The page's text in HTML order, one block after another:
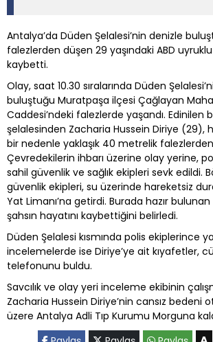
Antalya’da Düden Şelalesi’nin denizle
falezlerden düşen 29 yaşındaki ABD
kaybetti.
Olay, saat 10.30 sıralarında Düden
buluştuğu Muratpaşa ilçesi Çağlayan
Caddesi’ndeki falezlerde yaşandı. Edinilen
şelalesinden Zacharia Hussein Diriye (29),
bir nedenle yaklaşık 40 metrelik
Çevredekilerin ihbarı üzerine olay yerine,
sahil güvenlik ve sağlık ekipleri sevk edildi.
güvenlik ekipleri, su üzerinde hareketsiz
Yat Limanı’na getirdi. Burada hazır bulunan
şahsın hayatını kaybettiğini belirledi.
Düden Şelalesi kısmında polis ekiplerince
incelemelerde ise Diriye’ye ait kıyafetler,
telefonunu buldu.
Savcılık ve olay yeri inceleme ekibinin
Zacharia Hussein Diriye’nin cansız bedeni
üzere Antalya Adli Tıp Kurumu Morguna